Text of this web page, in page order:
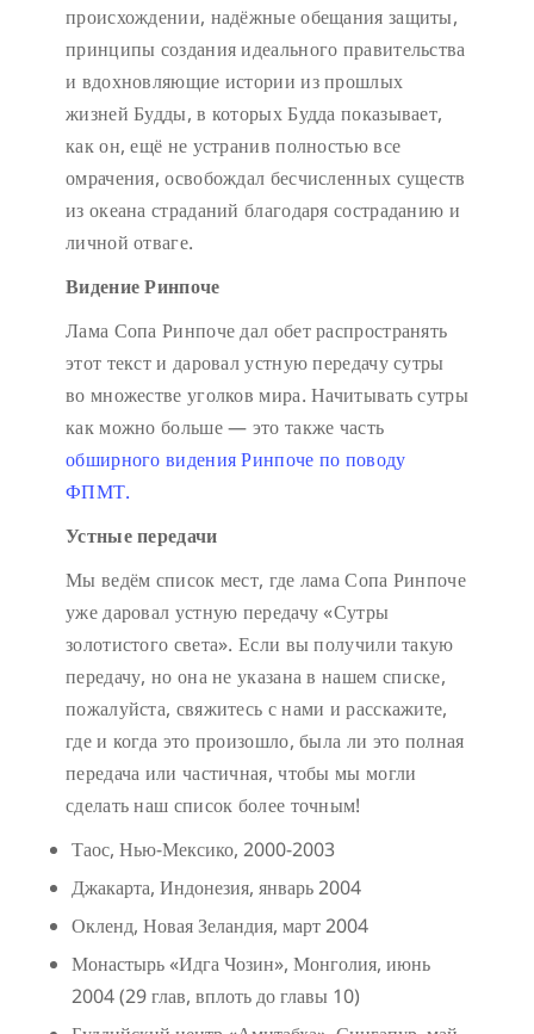
происхождении, надёжные обещания защиты,
принципы создания идеального правительства
и вдохновляющие истории из прошлых
жизней Будды, в которых Будда показывает,
как он, ещё не устранив полностью все
омрачения, освобождал бесчисленных существ
из океана страданий благодаря состраданию и
личной отваге.
Видение Ринпоче
Лама Сопа Ринпоче дал обет распространять
этот текст и даровал устную передачу сутры
во множестве уголков мира. Начитывать сутры
как можно больше — это также часть
обширного видения Ринпоче по поводу
ФПМТ.
Устные передачи
Мы ведём список мест, где лама Сопа Ринпоче
уже даровал устную передачу «Сутры
золотистого света». Если вы получили такую
передачу, но она не указана в нашем списке,
пожалуйста, свяжитесь с нами и расскажите,
где и когда это произошло, была ли это полная
передача или частичная, чтобы мы могли
сделать наш список более точным!
Таос, Нью-Мексико, 2000-2003
Джакарта, Индонезия, январь 2004
Окленд, Новая Зеландия, март 2004
Монастырь «Идга Чозин», Монголия, июнь
2004 (29 глав, вплоть до главы 10)